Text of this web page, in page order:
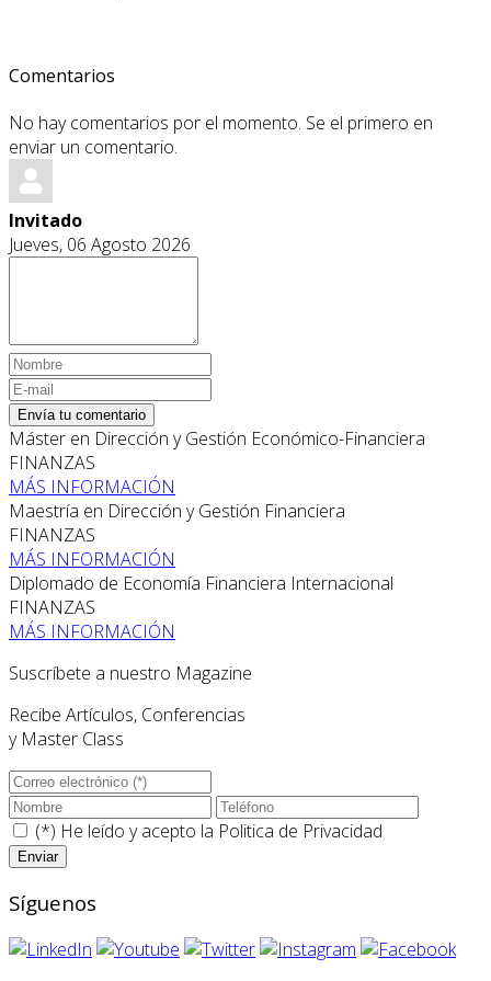
Comentarios
No hay comentarios por el momento. Se el primero en
enviar un comentario.
Invitado
Jueves, 06 Agosto 2026
Envía tu comentario
Máster en Dirección y Gestión Económico-Financiera
FINANZAS
MÁS INFORMACIÓN
Maestría en Dirección y Gestión Financiera
FINANZAS
MÁS INFORMACIÓN
Diplomado de Economía Financiera Internacional
FINANZAS
MÁS INFORMACIÓN
Suscríbete a nuestro Magazine
Recibe Artículos, Conferencias
y Master Class
(*) He leído y acepto la Politica de Privacidad
Síguenos